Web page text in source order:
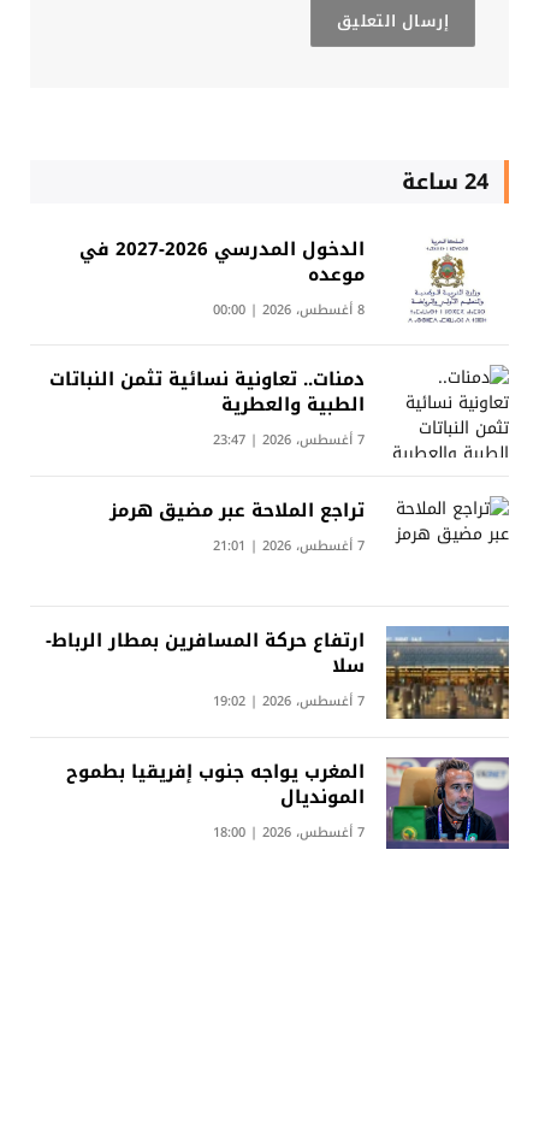
24 ساعة
الدخول المدرسي 2026-2027 في
موعده
8 أغسطس، 2026 | 00:00
دمنات.. تعاونية نسائية تثمن النباتات
الطبية والعطرية
7 أغسطس، 2026 | 23:47
تراجع الملاحة عبر مضيق هرمز
7 أغسطس، 2026 | 21:01
ارتفاع حركة المسافرين بمطار الرباط-
سلا
7 أغسطس، 2026 | 19:02
المغرب يواجه جنوب إفريقيا بطموح
المونديال
7 أغسطس، 2026 | 18:00